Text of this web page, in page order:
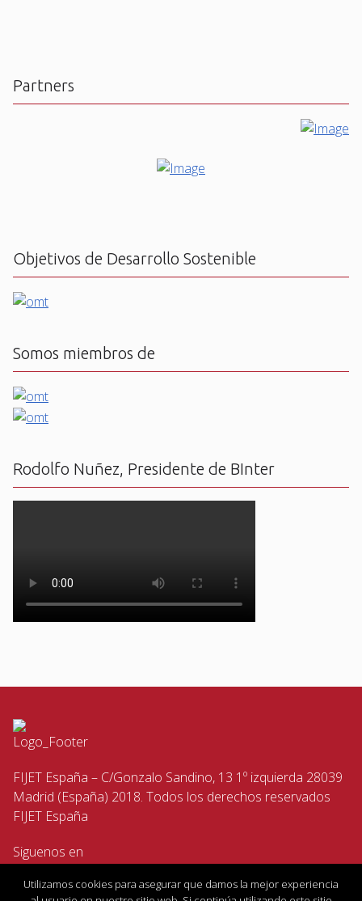
Partners
Objetivos de Desarrollo Sostenible
Somos miembros de
Rodolfo Nuñez, Presidente de BInter
FIJET España – C/Gonzalo Sandino, 13 1º izquierda 28039
Madrid (España) 2018. Todos los derechos reservados
FIJET España
Siguenos en
Utilizamos cookies para asegurar que damos la mejor experiencia